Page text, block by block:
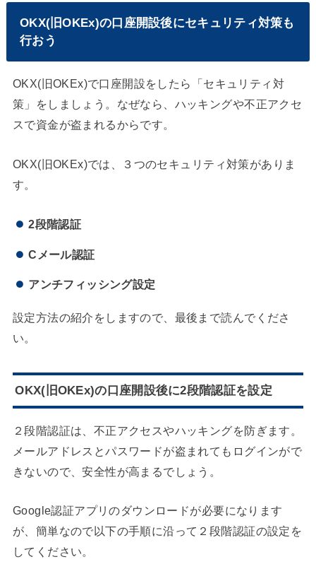
OKX(旧OKEx)の口座開設後にセキュリティ対策も
行おう
OKX(旧OKEx)で口座開設をしたら「セキュリティ対
策」をしましょう。なぜなら、ハッキングや不正アクセ
スで資金が盗まれるからです。
OKX(旧OKEx)では、３つのセキュリティ対策がありま
す。
2段階認証
Cメール認証
アンチフィッシング設定
設定方法の紹介をしますので、最後まで読んでくださ
い。
OKX(旧OKEx)の口座開設後に2段階認証を設定
２段階認証は、不正アクセスやハッキングを防ぎます。
メールアドレスとパスワードが盗まれてもログインがで
きないので、安全性が高まるでしょう。
Google認証アプリのダウンロードが必要になります
が、簡単なので以下の手順に沿って２段階認証の設定を
してください。